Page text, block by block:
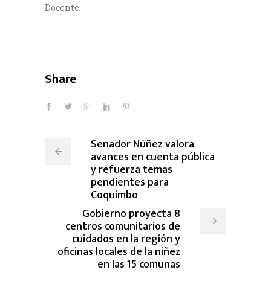
Docente.
Share
Senador Núñez valora
avances en cuenta pública
y refuerza temas
pendientes para
Coquimbo
Gobierno proyecta 8
centros comunitarios de
cuidados en la región y
oficinas locales de la niñez
en las 15 comunas